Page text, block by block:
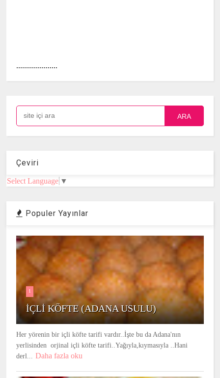
.....................
ARA
Çeviri
Select Language ▼
Populer Yayınlar
1
İÇLİ KÖFTE (ADANA USULU)
Her yörenin bir içli köfte tarifi vardır..İşte bu da Adana'nın
yerlisinden orjinal içli köfte tarifi..Yağıyla,kıymasıyla ..Hani
derl... Daha fazla oku